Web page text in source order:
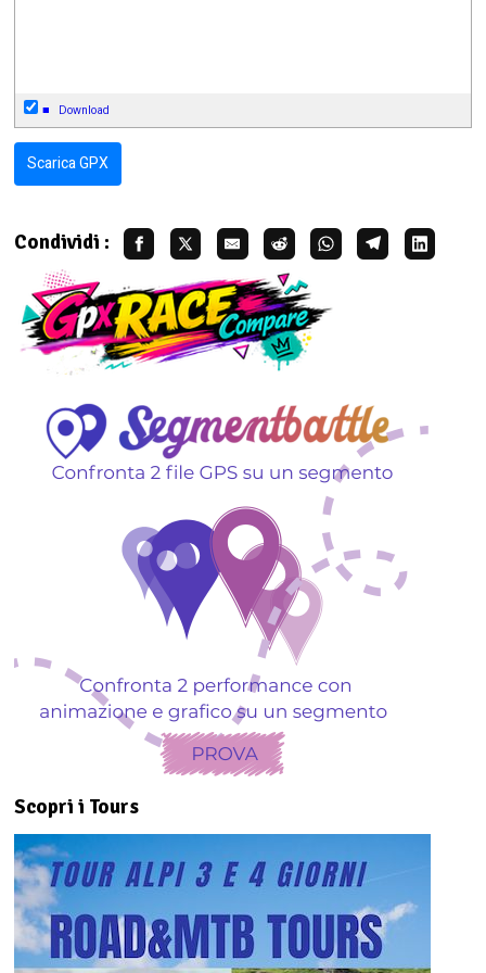
■ Download
Scarica GPX
Condividi :
Scopri i Tours